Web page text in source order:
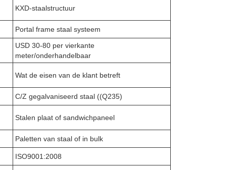
KXD-staalstructuur
Portal frame staal systeem
USD 30-80 per vierkante
meter/onderhandelbaar
Wat de eisen van de klant betreft
C/Z gegalvaniseerd staal ((Q235)
Stalen plaat of sandwichpaneel
Paletten van staal of in bulk
ISO9001:2008